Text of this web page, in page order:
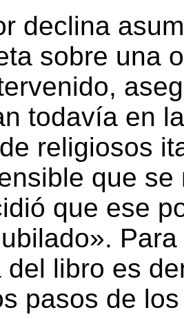
declina
sobre una
todavía en
religiosos
que
que ese
del libro es
pasos de